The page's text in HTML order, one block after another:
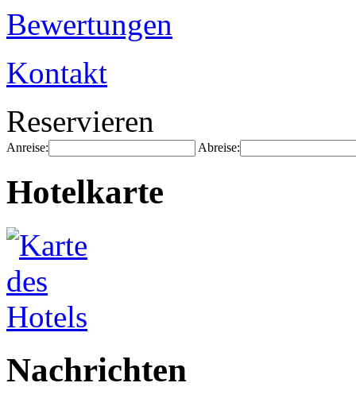
Bewertungen
Kontakt
Reservieren
Anreise: Abreise:
Hotelkarte
Nachrichten